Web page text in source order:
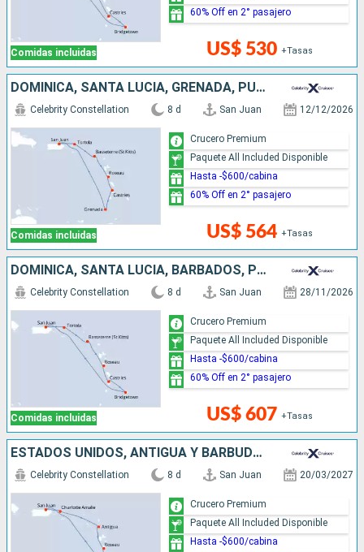
Comidas incluidas US$ 530 +Tasas
60% Off en 2° pasajero
DOMINICA, SANTA LUCIA, GRENADA, PUERTO RICO
Comidas incluidas
Celebrity Constellation 8 d San Juan 12/12/2026
US$ 564 +Tasas
Crucero Premium
Paquete All Included Disponible
Hasta -$600/cabina
60% Off en 2° pasajero
DOMINICA, SANTA LUCIA, BARBADOS, PUERTO RICO
Comidas incluidas
Celebrity Constellation 8 d San Juan 28/11/2026
US$ 607 +Tasas
Crucero Premium
Paquete All Included Disponible
Hasta -$600/cabina
60% Off en 2° pasajero
ESTADOS UNIDOS, ANTIGUA Y BARBUDA, DOMINICA, SANTA LUCIA, BARBADOS, PUERTO RICO
Celebrity Constellation 8 d San Juan 20/03/2027
Crucero Premium
Paquete All Included Disponible
Hasta -$600/cabina